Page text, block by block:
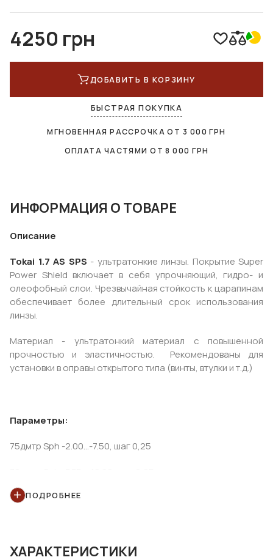
4250 грн
ДОБАВИТЬ В КОРЗИНУ
БЫСТРАЯ ПОКУПКА
МГНОВЕННАЯ РАССРОЧКА ОТ 3 000 ГРН
ОПЛАТА ЧАСТЯМИ ОТ8 000 ГРН
ИНФОРМАЦИЯ О ТОВАРЕ
Описание
Tokai 1.7 AS SPS - ультратонкие линзы. Покрытие Super
Power Shield включает в себя упрочняющий, гидро- и
олеофобный слои. Чрезвычайная стойкость к царапинам
обеспечивает более длительный срок использования
линзы.
Материал - ультратонкий материал с повышенной
прочностью и эластичностью. Рекомендованы для
установки в оправы открытого типа (винты, втулки и т.д.)
Параметры:
75дмтр Sph -2.00...-7.50, шаг 0,25
70дмтр Sph 0.00...+4.00, шаг 0,25
ПОДРОБНЕЕ
ХАРАКТЕРИСТИКИ